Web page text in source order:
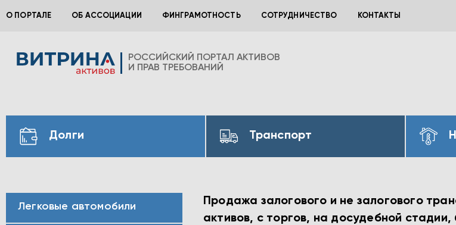
О ПОРТАЛЕ ОБ АССОЦИАЦИИ ФИНГРАМОТНОСТЬ СОТРУДНИЧЕСТВО КОНТАКТЫ
РОССИЙСКИЙ ПОРТАЛ АКТИВОВ
И ПРАВ ТРЕБОВАНИЙ
Долги Транспорт
Легковые автомобили
Продажа залогового и не залогового
активов, с торгов, на досудебной